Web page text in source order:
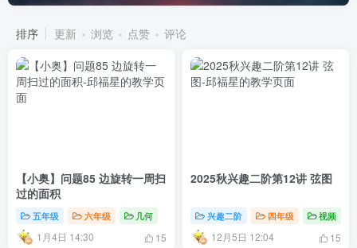
排序 更新 浏览 点赞 评论
【小奥】问题85 边旋转一周扫
过的面积
五年级 六年级 几何
1月4日 14:30 15
2025秋兴趣二阶第12讲 弦图
兴趣二阶 四年级 视频
12月5日 12:04 15